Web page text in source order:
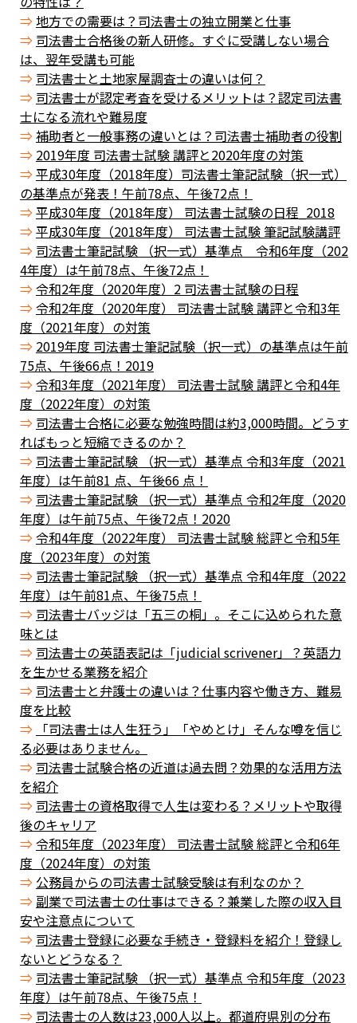
地方での需要は？司法書士の独立開業と仕事
司法書士合格後の新人研修。すぐに受講しない場合
は、翌年受講も可能
司法書士と土地家屋調査士の違いは何？
司法書士が認定考査を受けるメリットは？認定司法書
士になる流れや難易度
補助者と一般事務の違いとは？司法書士補助者の役割
2019年度 司法書士試験 講評と2020年度の対策
平成30年度（2018年度）司法書士筆記試験（択一式）
の基準点が発表！午前78点、午後72点！
平成30年度（2018年度） 司法書士試験の日程_2018
平成30年度（2018年度） 司法書士試験 筆記試験講評
司法書士筆記試験 （択一式）基準点 令和6年度（202
4年度）は午前78点、午後72点！
令和2年度（2020年度）2 司法書士試験の日程
令和2年度（2020年度） 司法書士試験 講評と令和3年
度（2021年度）の対策
2019年度 司法書士筆記試験（択一式）の基準点は午前
75点、午後66点！2019
令和3年度（2021年度） 司法書士試験 講評と令和4年
度（2022年度）の対策
司法書士合格に必要な勉強時間は約3,000時間。どうす
ればもっと短縮できるのか？
司法書士筆記試験 （択一式）基準点 令和3年度（2021
年度）は午前81 点、午後66 点！
司法書士筆記試験 （択一式）基準点 令和2年度（2020
年度）は午前75点、午後72点！2020
令和4年度（2022年度） 司法書士試験 総評と令和5年
度（2023年度）の対策
司法書士筆記試験 （択一式）基準点 令和4年度（2022
年度）は午前81点、午後75点！
司法書士バッジは「五三の桐」。そこに込められた意
味とは
司法書士の英語表記は「judicial scrivener」？英語力
を生かせる業務を紹介
司法書士と弁護士の違いは？仕事内容や働き方、難易
度を比較
「司法書士は人生狂う」「やめとけ」そんな噂を信じ
る必要はありません。
司法書士試験合格の近道は過去問？効果的な活用方法
を紹介
司法書士の資格取得で人生は変わる？メリットや取得
後のキャリア
令和5年度（2023年度） 司法書士試験 総評と令和6年
度（2024年度）の対策
公務員からの司法書士試験受験は有利なのか？
副業で司法書士の仕事はできる？兼業した際の収入目
安や注意点について
司法書士登録に必要な手続き・登録料を紹介！登録し
ないとどうなる？
司法書士筆記試験 （択一式）基準点 令和5年度（2023
年度）は午前78点、午後75点！
司法書士の人数は23,000人以上。都道府県別の分布